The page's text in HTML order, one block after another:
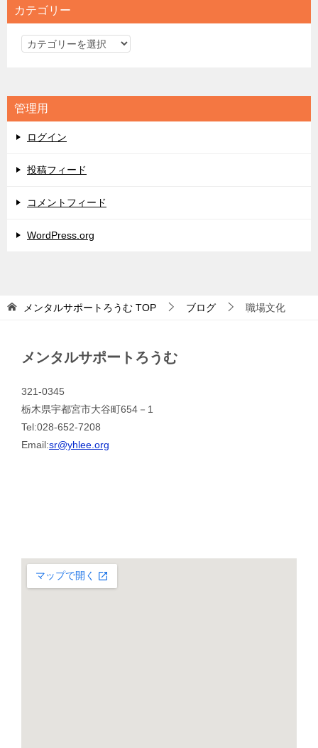
カテゴリー
カ
リ
ー
管理用
ログイン
投稿フィード
コメントフィード
WordPress.org
メンタルサポートろうむ TOP ブログ 職場文化
メンタルサポートろうむ
321-0345
栃木県宇都宮市大谷町654－1
Tel:028-652-7208
Email:sr@yhlee.org